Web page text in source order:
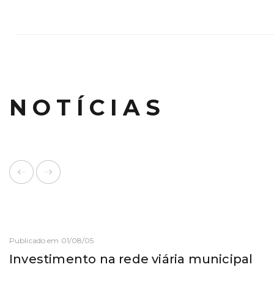
NOTÍCIAS
Publicado em 01/08/05
Investimento na rede viária municipal